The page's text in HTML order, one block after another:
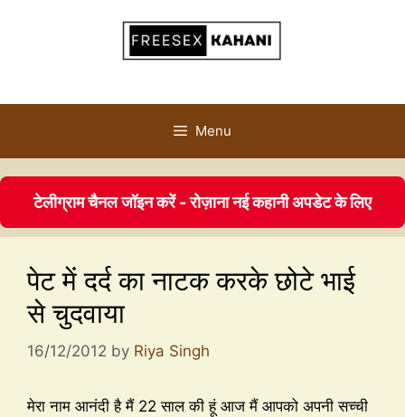
Menu
टेलीग्राम चैनल जॉइन करें - रोज़ाना नई कहानी अपडेट के लिए
पेट में दर्द का नाटक करके छोटे भाई
से चुदवाया
16/12/2012 by Riya Singh
मेरा नाम आनंदी है मैं 22 साल की हूं आज मैं आपको अपनी सच्ची